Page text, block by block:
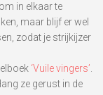
in elkaar te
maar blijf er wel
zodat je strijkijzer
‘Vuile vingers’.
ze gerust in de